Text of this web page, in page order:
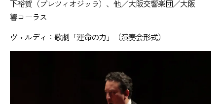
下裕賀（プレツィオジッラ）、他／大阪交響楽団／大阪
響コーラス
ヴェルディ：歌劇「運命の力」（演奏会形式）